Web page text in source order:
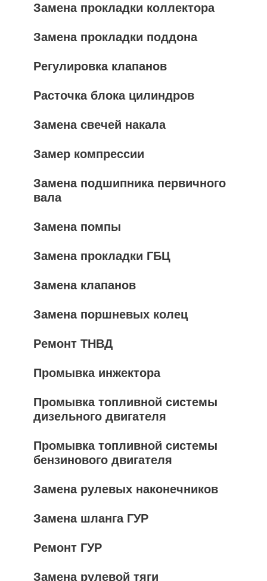
Замена прокладки коллектора
Замена прокладки поддона
Регулировка клапанов
Расточка блока цилиндров
Замена свечей накала
Замер компрессии
Замена подшипника первичного
вала
Замена помпы
Замена прокладки ГБЦ
Замена клапанов
Замена поршневых колец
Ремонт ТНВД
Промывка инжектора
Промывка топливной системы
дизельного двигателя
Промывка топливной системы
бензинового двигателя
Замена рулевых наконечников
Замена шланга ГУР
Ремонт ГУР
Замена рулевой тяги